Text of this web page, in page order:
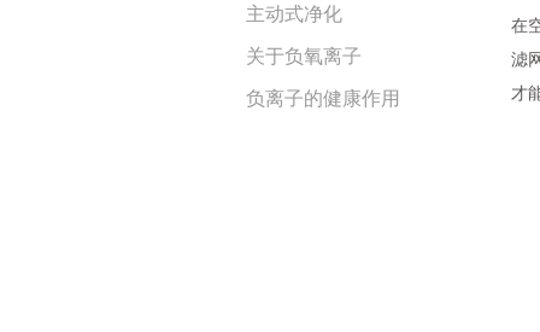
主动式净化
关于负氧离子
负离子的健康作用
在
滤
才